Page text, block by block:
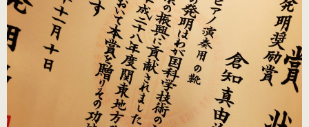
練習用（ヒール高2cm）
練習用（ストレッチ生地）
（22.5～26.0cm）数量限定商品
練習用（ストレッチ生地）